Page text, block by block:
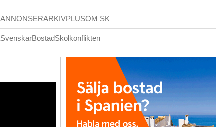
ARKIVPLUSOM SK
SvenskarBostadSkolkonflikten